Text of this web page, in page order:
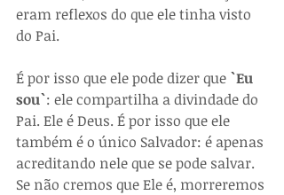
eram reflexos do que ele tinha visto
do Pai.
É por isso que ele pode dizer que `Eu
sou`: ele compartilha a divindade do
Pai. Ele é Deus. É por isso que ele
também é o único Salvador: é apenas
acreditando nele que se pode salvar.
Se não cremos que Ele é, morreremos